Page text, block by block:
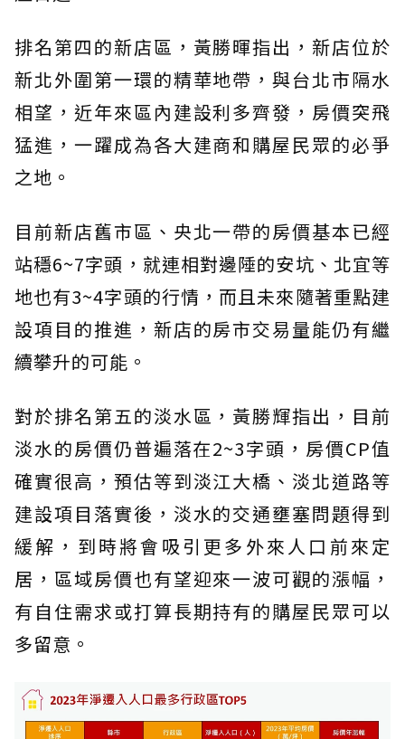
排名第四的新店區，黃勝暉指出，新店位於
新北外圍第一環的精華地帶，與台北市隔水
相望，近年來區內建設利多齊發，房價突飛
猛進，一躍成為各大建商和購屋民眾的必爭
之地。
目前新店舊市區、央北一帶的房價基本已經
站穩6~7字頭，就連相對邊陲的安坑、北宜等
地也有3~4字頭的行情，而且未來隨著重點建
設項目的推進，新店的房市交易量能仍有繼
續攀升的可能。
對於排名第五的淡水區，黃勝輝指出，目前
淡水的房價仍普遍落在2~3字頭，房價CP值
確實很高，預估等到淡江大橋、淡北道路等
建設項目落實後，淡水的交通壅塞問題得到
緩解，到時將會吸引更多外來人口前來定
居，區域房價也有望迎來一波可觀的漲幅，
有自住需求或打算長期持有的購屋民眾可以
多留意。